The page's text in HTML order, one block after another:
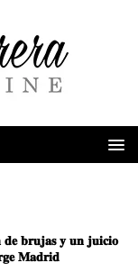
𝐛𝐫𝐮𝐣𝐚𝐬 𝐲 𝐮𝐧 𝐣𝐮𝐢𝐜𝐢𝐨
𝐌𝐚𝐝𝐫𝐢𝐝